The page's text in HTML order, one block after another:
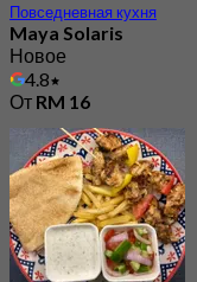
Повседневная кухня
Maya Solaris
Новое
4.8
От RM 16